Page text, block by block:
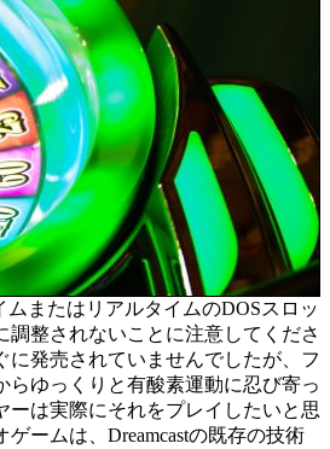
またはリアルタイムのDOSスロッ
調整されないことに注意してくださ
に発売されていませんでしたが、フ
らゆっくりと有酸素運動に忍び寄っ
ーは実際にそれをプレイしたいと思
ームは、Dreamcastの既存の技術